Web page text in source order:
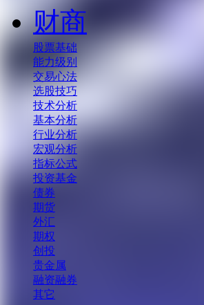
财商
股票基础
能力级别
交易心法
选股技巧
技术分析
基本分析
行业分析
宏观分析
指标公式
投资基金
债券
期货
外汇
期权
创投
贵金属
融资融券
其它